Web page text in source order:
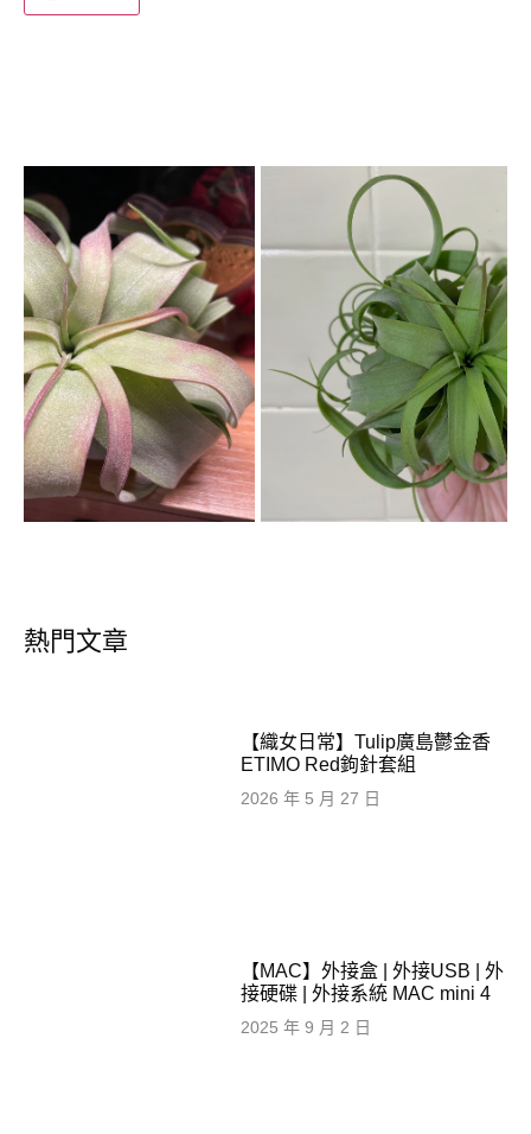
熱門文章
【織女日常】Tulip廣島鬱金香
ETIMO Red鉤針套組
2026 年 5 月 27 日
【MAC】外接盒 | 外接USB | 外
接硬碟 | 外接系統 MAC mini 4
2025 年 9 月 2 日